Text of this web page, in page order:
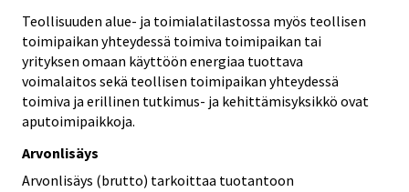
Teollisuuden alue- ja toimialatilastossa myös teollisen
toimipaikan yhteydessä toimiva toimipaikan tai
yrityksen omaan käyttöön energiaa tuottava
voimalaitos sekä teollisen toimipaikan yhteydessä
toimiva ja erillinen tutkimus- ja kehittämisyksikkö ovat
aputoimipaikkoja.
Arvonlisäys
Arvonlisäys (brutto) tarkoittaa tuotantoon